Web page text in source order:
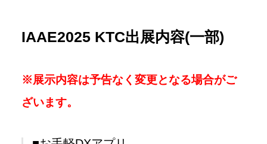
IAAE2025 KTC出展内容(一部)
※展示内容は予告なく変更となる場合がご
ざいます。